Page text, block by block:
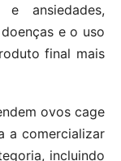
ansiedades,
e o uso
final mais
ovos cage
a comercializar
incluindo